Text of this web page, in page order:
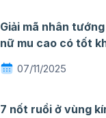
Giải mã nhân
nữ mu cao có tốt
07/11/2025
7 nốt ruồi ở vùng